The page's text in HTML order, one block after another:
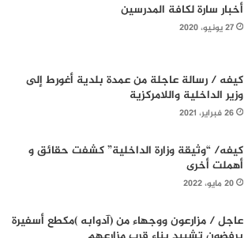
أخبار سارة لكافة المدرسين
27 يونيو، 2020
كيفه / رسالة عاجلة من عمدة بلدية أغورط إلى
وزير الداخلية واللامركزية
26 فبراير، 2021
كيفه/ “وثيقة وزارة الداخلية” كشفت حقائق و
أهملت أخرى
20 مايو، 2022
عاجل / مزارعون ووجهاء من (آدوابه )مكطع أسفيرة